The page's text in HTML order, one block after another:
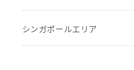
シンガポールエリア